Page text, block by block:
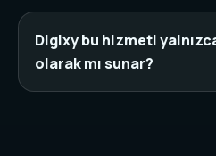
Yerel SEO sayfaları, arama
şehir veya ilçeye göre
yapı doğru başlık,
Digixy bu hizmeti
olarak mı sunar?